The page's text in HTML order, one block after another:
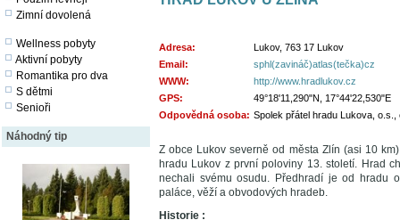
Zimní dovolená
Wellness pobyty
Aktivní pobyty
Romantika pro dva
S dětmi
Senioři
Náhodný tip
Adresa:
Lukov, 763 17 Lukov
Email:
sphl(zavináč)atlas(tečka)cz
WWW:
http://www.hradlukov.cz
GPS:
49°18'11,290"N, 17°44'22,530"E
Odpovědná osoba: Spolek přátel hradu Lukova, o.s.,
Z obce Lukov severně od města Zlín (asi 10
hradu Lukov z první poloviny 13. století. Hrad
nechali svému osudu. Předhradí je od hradu
paláce, věží a obvodových hradeb.
Historie :